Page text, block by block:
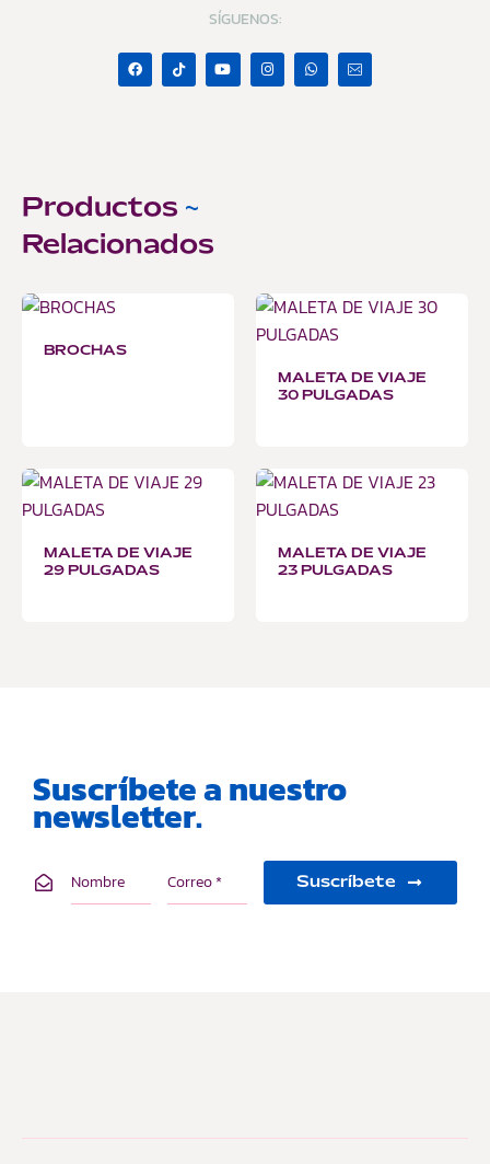
SÍGUENOS:
Productos ~
Relacionados
BROCHAS
MALETA DE VIAJE
30 PULGADAS
MALETA DE VIAJE
29 PULGADAS
MALETA DE VIAJE
23 PULGADAS
Suscríbete a nuestro
newsletter.
Suscríbete